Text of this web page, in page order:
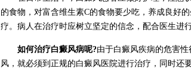
的食物，对富含维生素C的食物要少吃，养成良好
疗。病人在治疗时应树立坚定的信念，配合医生进
如何治疗白癜风病呢?由于白癜风疾病的危害
风，就必须到正规的白癜风医院进行治疗，同时还